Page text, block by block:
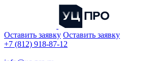
Оставить заявку Оставить заявку
+7 (812) 918-87-12